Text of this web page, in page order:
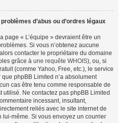
d’abus ou d’ordres légaux
page « L’équipe » devraient être un
Si vous n’obtenez aucune
contacter le propriétaire du domaine
grâce à une requête WHOIS), ou, si
(comme Yahoo, Free, etc.), le service
phpBB Limited n’a absolument
cas être tenu comme responsable de
utilisé. Ne contactez pas phpBB Limited
incessant, insultant,
reliés avec le site internet de
même. Si vous envoyez un courrier